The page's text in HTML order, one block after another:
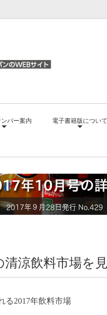
バー案内 電子書籍版について
涼飲料市場を
る2017年飲料市場